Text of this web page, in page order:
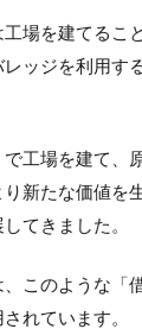
場を建てるこ
ッジを利用す
工場を建て、
新たな価値を
てきました。
このような「
れています。